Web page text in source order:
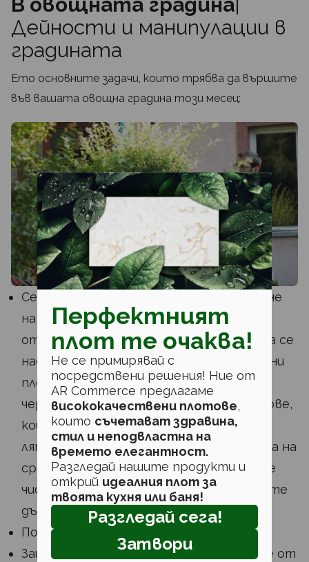
Перфектният
плот те очаква!
Не се примирявай с
посредствени решения! Ние от
AR Commerce предлагаме
висококачествени плотове,
които съчетават здравина,
стил и неподвластна на
времето елегантност.
Разгледай нашите продукти и
открий идеалния плот за
твоята кухня или баня!
Разгледай сега!
Затвори
Дейности и манипулации в
градината
Ето основните задачи, които трябва да вършите
във вашата овощна градина този месец:
Сега е идеалният момент за подрязване
на овощни дървета, за да се поддържа
отворена, балансирана структура и да се
насърчи производството на качествени
плодове. Изключение правят сливите,
черешите и другите костилкови плодове,
които не трябва да се подрязват до
лятото, за да се предотврати появата на
сребърни листни гъбички. Използвайте
чисти, остри ножици, за да не повредите
дърветата си.
Подрязвайте лозята.
Защитете прасковите и нектарините от